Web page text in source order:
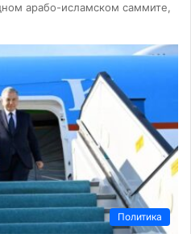
арабо-исламском саммите,
Политика